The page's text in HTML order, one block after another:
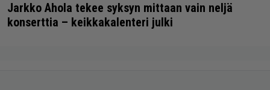
Jarkko Ahola tekee syksyn mittaan vain neljä
konserttia – keikkakalenteri julki